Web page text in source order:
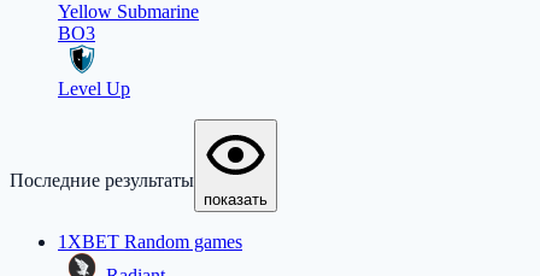
Yellow Submarine
BO3
Level Up
Последние результаты
показать
1XBET Random games